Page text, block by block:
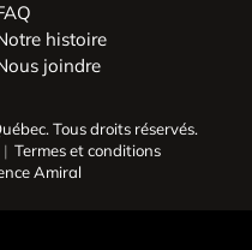
histoire
joindre
Tous droits réservés.
Termes et conditions
Amiral